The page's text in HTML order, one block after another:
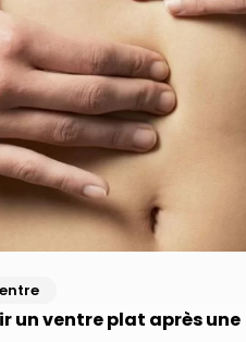
un ventre plat après une